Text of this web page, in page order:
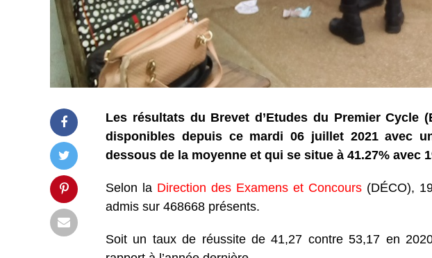
Les résultats du Brevet d’Etudes du Premier Cycle
disponibles depuis ce mardi 06 juillet 2021 avec
dessous de la moyenne et qui se situe à 41.27% avec
Selon la Direction des Examens et Concours (DÉCO),
admis sur 468668 présents.
Soit un taux de réussite de 41,27 contre 53,17 en